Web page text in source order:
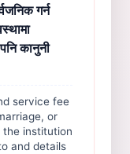
गर्न
कानुनी
service fee
or
the institution
and details